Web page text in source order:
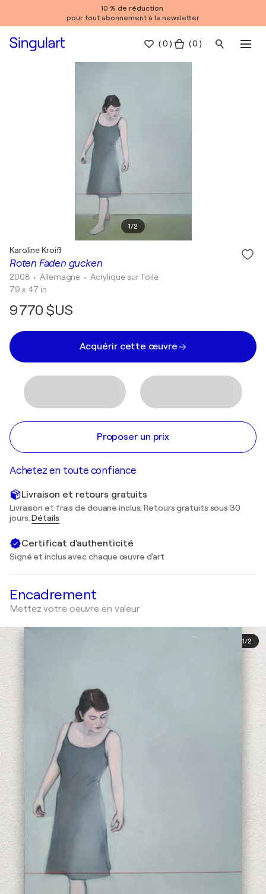
10 % de réduction
pour tout abonnement à la newsletter
(0 ) ( 0 )
1/2
Roten Faden gucken
Karoline Kroiß
2008 • Allemagne • Acrylique sur Toile
79 x 47 in
9 770 $US
Acquérir cette œuvre
Proposer un prix
Achetez en toute confiance
Livraison et retours gratuits
Livraison et frais de douane inclus. Retours gratuits sous 30
jours.Détails
Certificat d'authenticité
Signé et inclus avec chaque œuvre d'art
Encadrement
Mettez votre oeuvre en valeur
1/2